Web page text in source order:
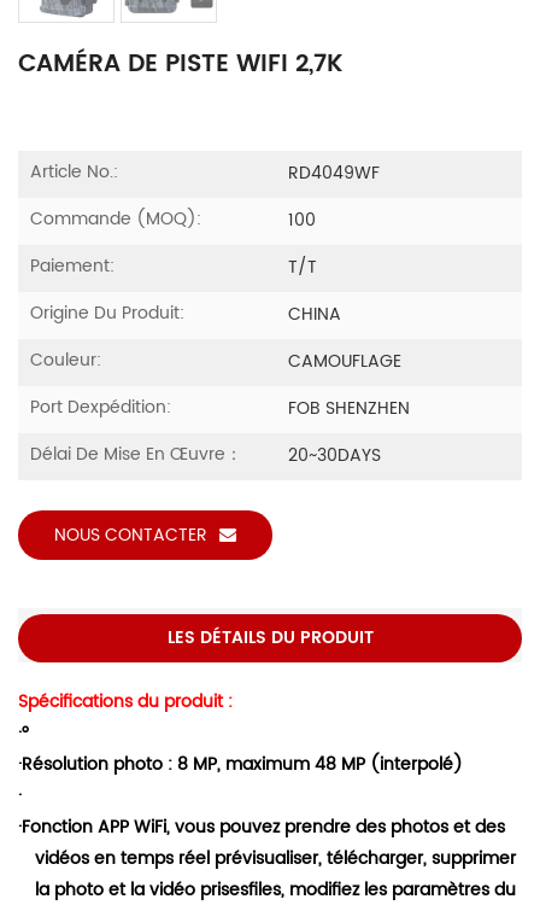
CAMÉRA DE PISTE WIFI 2,7K
Article No.:
RD4049WF
Commande (MOQ):
100
Paiement:
T/T
Origine Du Produit:
CHINA
Couleur:
CAMOUFLAGE
Port Dexpédition:
FOB SHENZHEN
Délai De Mise En Œuvre：
20~30DAYS
NOUS CONTACTER
LES DÉTAILS DU PRODUIT
Spécifications du produit :
·°
·Résolution photo : 8 MP, maximum 48 MP (interpolé)
·
·Fonction APP WiFi, vous pouvez prendre des photos et des
vidéos en temps réel prévisualiser, télécharger, supprimer
la photo et la vidéo prisesfiles, modifiez les paramètres du